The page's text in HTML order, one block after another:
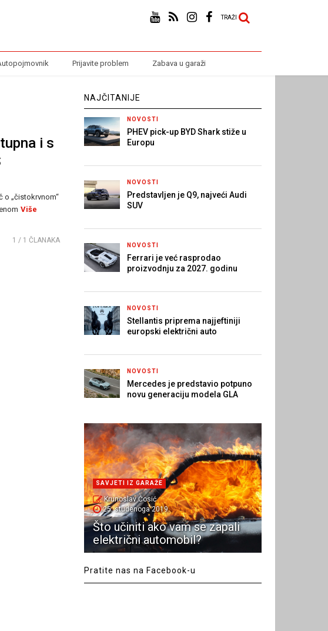
TRAŽI
Prijavite problem Zabava u garaži
i s
o „čistokrvnom“
Više
1 / 1 ČLANAKA
NAJČITANIJE
NOVOSTI
PHEV pick-up BYD Shark stiže u
Europu
NOVOSTI
Predstavljen je Q9, najveći Audi
SUV
NOVOSTI
Ferrari je već rasprodao
proizvodnju za 2027. godinu
NOVOSTI
Stellantis priprema najjeftiniji
europski električni auto
NOVOSTI
Mercedes je predstavio potpuno
novu generaciju modela GLA
SAVJETI IZ GARAŽE
Krunoslav Ćosić
25. studenoga 2019.
Što učiniti ako vam se zapali
električni automobil?
Pratite nas na Facebook-u